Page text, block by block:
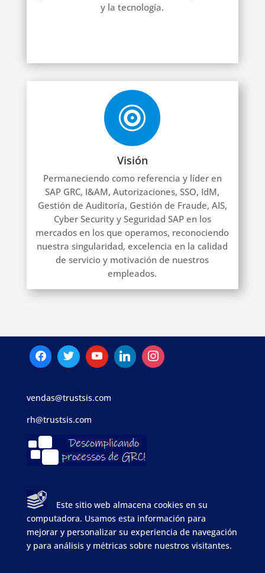
y la tecnología.

Visión
Permaneciendo como referencia y líder en
SAP GRC, I&AM, Autorizaciones, SSO, IdM,
Gestión de Auditoría, Gestión de Fraude, AIS,
Cyber ​​Security y Seguridad SAP en los
mercados en los que operamos, reconociendo
nuestra singularidad, excelencia en la calidad
de servicio y motivación de nuestros
empleados.
vendas@trustsis.com
rh@trustsis.com
Este sitio web almacena cookies en su
computadora. Usamos esta información para
mejorar y personalizar su experiencia de navegación
y para análisis y métricas sobre nuestros visitantes.